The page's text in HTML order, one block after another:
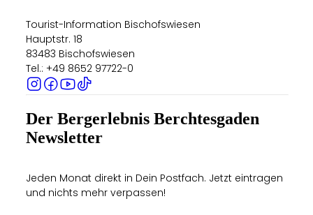
Tourist-Information Bischofswiesen
Hauptstr. 18
83483 Bischofswiesen
Tel.: +49 8652 97722-0
Der Bergerlebnis Berchtesgaden
Newsletter
Jeden Monat direkt in Dein Postfach. Jetzt eintragen
und nichts mehr verpassen!